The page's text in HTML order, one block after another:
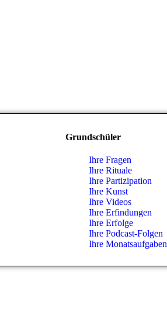
Grundschüler
Ihre Fragen
Ihre Rituale
Ihre Partizipation
Ihre Kunst
Ihre Videos
Ihre Erfindungen
Ihre Erfolge
Ihre Podcast-Folgen
Ihre Monatsaufgaben